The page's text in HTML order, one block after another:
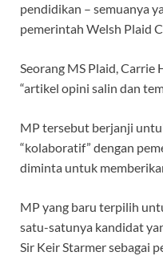
pendidikan – semuanya
pemerintah Welsh Plaid
Seorang MS Plaid, Carrie
“artikel opini salin dan
MP tersebut berjanji
“kolaboratif” dengan
diminta untuk
MP yang baru terpilih
satu-satunya kandidat
Sir Keir Starmer sebagai